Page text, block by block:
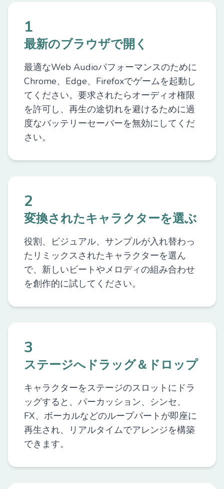
1
最新のブラウザで開く
最適なWeb Audioパフォーマンスのために
Chrome、Edge、Firefoxでゲームを起動し
てください。要求されたらオーディオ権限
を許可し、再生の途切れを避けるために過
度なバッテリーセーバーを無効にしてくだ
さい。
2
変換されたキャラクターを選ぶ
役割、ビジュアル、サンプルが入れ替わっ
たリミックスされたキャラクターを選ん
で、新しいビートやメロディの組み合わせ
を創作的に試してください。
3
ステージへドラッグ＆ドロップ
キャラクターをステージのスロットにドラ
ッグすると、パーカッション、シンセ、
FX、ボーカルなどのループパートが即座に
再生され、リアルタイムでアレンジを構築
できます。